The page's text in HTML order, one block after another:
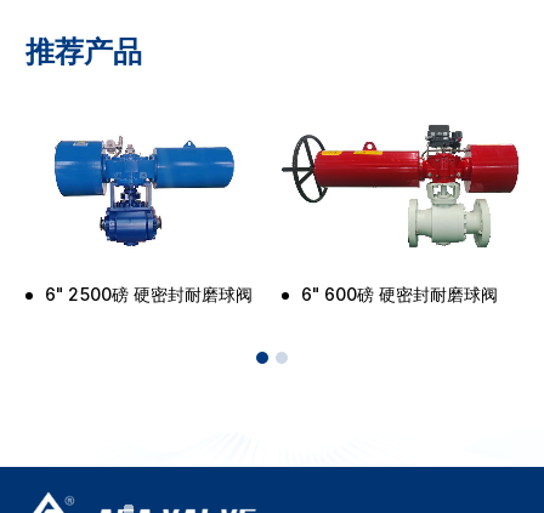
推荐产品
6" 2500磅 硬密封耐磨球阀 6" 600磅 硬密封耐磨球阀